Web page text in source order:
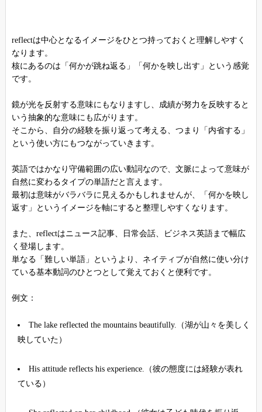
reflectは中心となるイメージをひとつ持っておくと理解しやすく
なります。
核にあるのは「何かが跳ね返る」「何かを映し出す」という感覚
です。
鏡が光を反射する意味にもなりますし、成績が努力を反映すると
いう抽象的な意味にも広がります。
そこから、自分の経験を振り返って考える、つまり「内省する」
という使い方にもつながっていきます。
英語ではかなり守備範囲の広い動詞なので、文脈によって意味が
自然に変わるタイプの単語だと言えます。
最初は意味がバラバラに見えるかもしれませんが、「何かを映し
返す」というイメージを軸にすると整理しやすくなります。
また、reflectはニュース記事、日常会話、ビジネス英語まで幅広
く登場します。
単なる「難しい単語」というより、ネイティブが自然に使い分け
ている基本動詞のひとつとして覚えておくと便利です。
例文：
The lake reflected the mountains beautifully.（湖が山々を美しく
映していた）
His attitude reflects his experience.（彼の態度には経験が表れ
ている）